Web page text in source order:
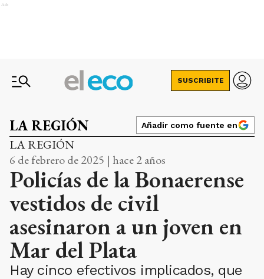
Ads
SUSCRIBITE
LA REGIÓN Añadir como fuente en
LA REGIÓN
6 de febrero de 2025 | hace 2 años
Policías de la Bonaerense
vestidos de civil
asesinaron a un joven en
Mar del Plata
Hay cinco efectivos implicados, que